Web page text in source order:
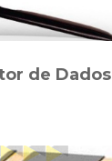
de Dados